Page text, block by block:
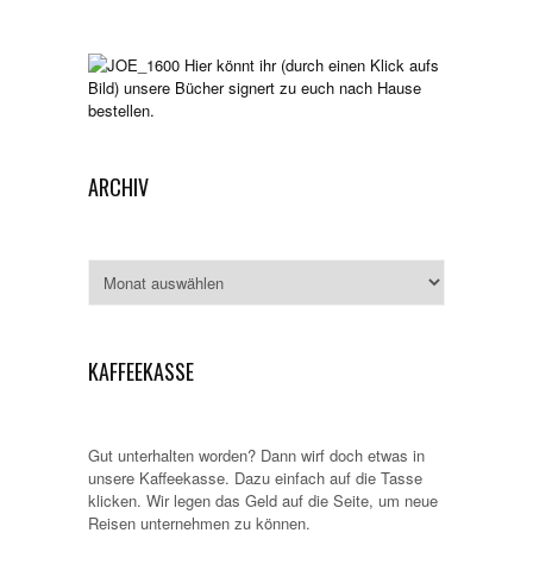
Hier könnt ihr (durch einen Klick aufs
Bild) unsere Bücher signert zu euch nach Hause
bestellen.
ARCHIV
KAFFEEKASSE
Gut unterhalten worden? Dann wirf doch etwas in
unsere Kaffeekasse. Dazu einfach auf die Tasse
klicken. Wir legen das Geld auf die Seite, um neue
Reisen unternehmen zu können.